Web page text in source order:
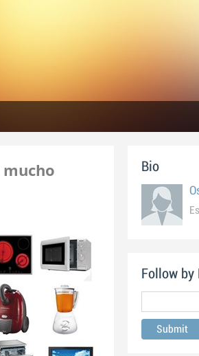
Bio
Follow by